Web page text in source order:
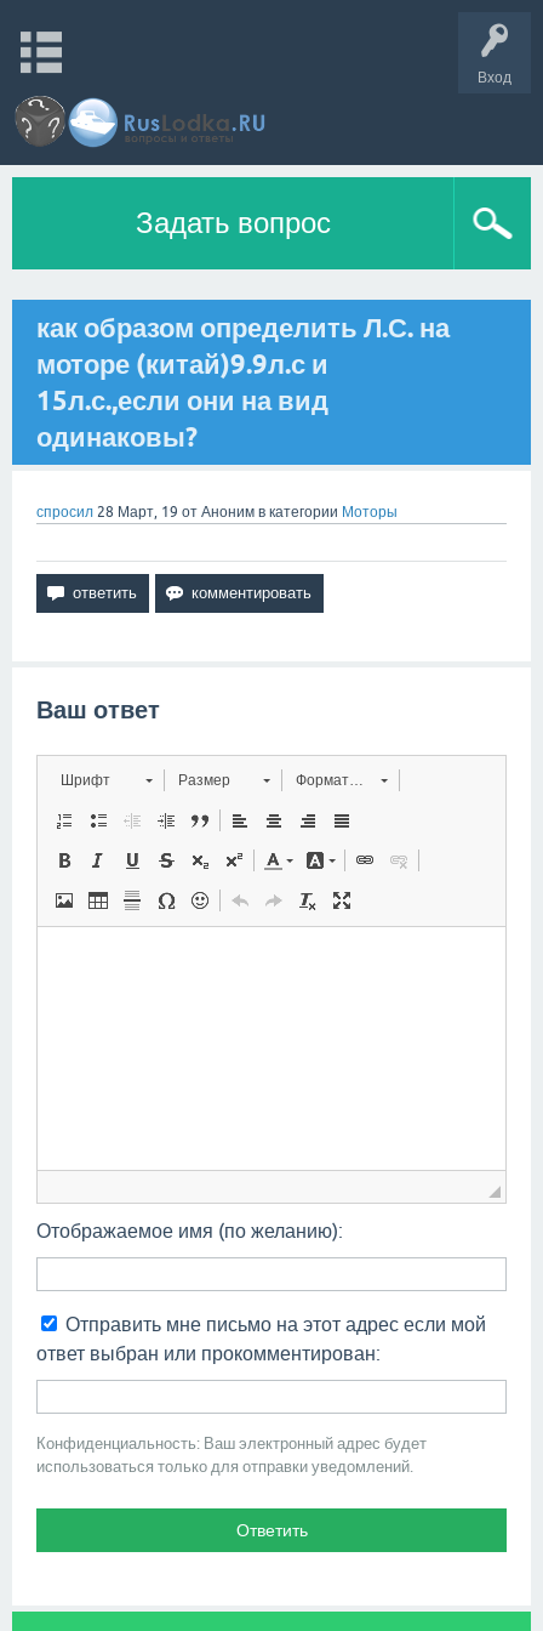
Вход
Задать вопрос
как образом определить Л.С. на
моторе (китай)9.9л.с и
15л.с.,если они на вид
одинаковы?
спросил 28 Март, 19 от Аноним в категории Моторы
Ваш ответ
Шрифт Размер
Отображаемое имя (по желанию):
Отправить мне письмо на этот адрес если мой
ответ выбран или прокомментирован:
Конфиденциальность: Ваш электронный адрес будет
использоваться только для отправки уведомлений.